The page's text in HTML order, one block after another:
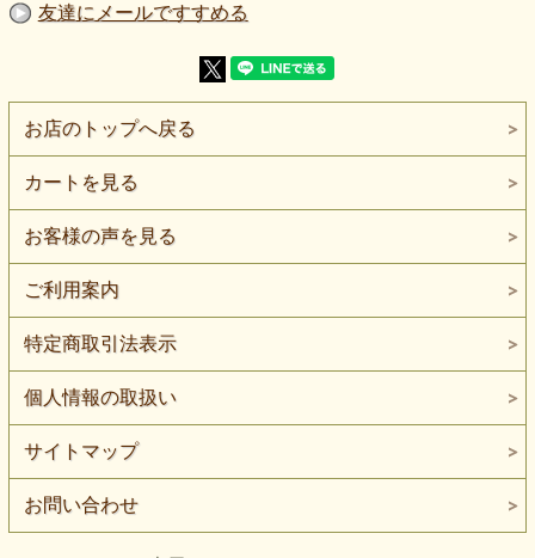
です。やや薄手ですが、少しハリと重みを感じる場合があり
維のため、多少の節や織りムラ感が見られる場合がありま
在庫がなくなり次第終了となります。
紺×白の落ち着いた表情がある、綿100％のコットンダンガ
リーです。
やや薄手ながら少しハリがあり、シャツやブラウス、軽い羽
織り、ワンピースにも取り入れやすい広幅の織物素材です。
紺と白の糸が重なって見えることで、
単なる濃紺無地とは少し違う、ダンガリーらしい自然な表情
があります。
濃色でも重く見えすぎにくく、シャツや羽織りにした時にも
いです。
生地はやや薄手ですが、
少しハリがあります。
薄くて頼りないタイプではなく、シャツやブラウス、前開き
の羽織りなどにした時に形を出しやすい素材です。
洗いざらしのような雰囲気にも合わせやすく、日常着づくり
に取り入れやすい印象があります。
友達にメールですすめる
お店のトップへ戻る
カートを見る
お客様の声を見る
ご利用案内
特定商取引法表示
個人情報の取扱い
サイトマップ
お問い合わせ